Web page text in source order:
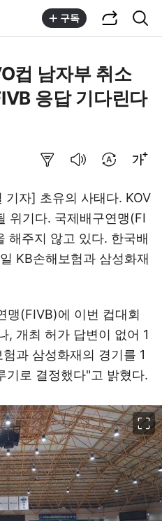
구독
컵 남자부 취소
응답 기다린다
자] 초유의 사태다. KOV
위기다. 국제배구연맹(FI
해주지 않고 있다. 한국배
KB손해보험과 삼성화재
맹(FIVB)에 이번 컵대회
, 개최 허가 답변이 없어 1
과 삼성화재의 경기를 1
기로 결정했다"고 밝혔다.